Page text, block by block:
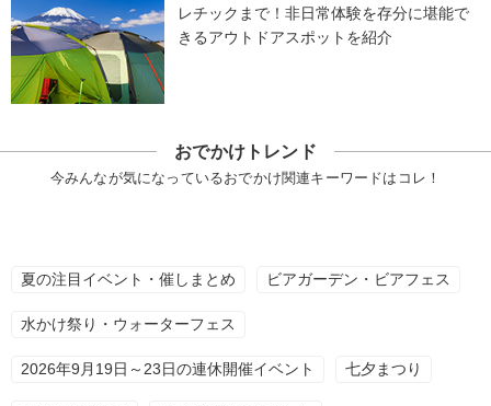
レチックまで！非日常体験を存分に堪能で
きるアウトドアスポットを紹介
おでかけトレンド
今みんなが気になっているおでかけ関連キーワードはコレ！
夏の注目イベント・催しまとめ ビアガーデン・ビアフェス
水かけ祭り・ウォーターフェス
2026年9月19日～23日の連休開催イベント 七夕まつり